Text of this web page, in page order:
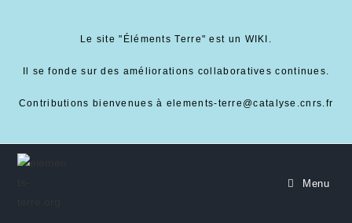
Le site "Éléments Terre" est un WIKI.
Il se fonde sur des améliorations collaboratives continues.
Contributions bienvenues à elements-terre@catalyse.cnrs.fr
Menu